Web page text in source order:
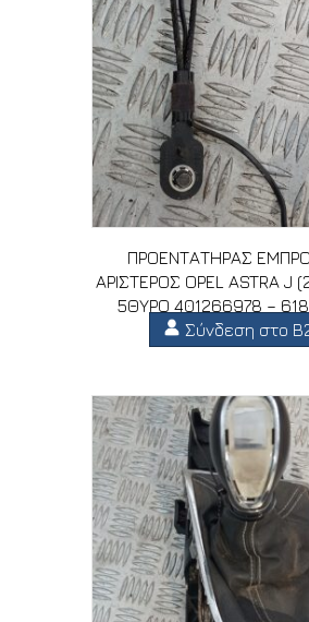
ΠΡΟΕΝΤΑΤΗΡΑΣ
ΑΡΙΣΤΕΡΟΣ OPEL ASTRA J
5ΘΥΡΟ 401266978 –
Σύνδεση στο